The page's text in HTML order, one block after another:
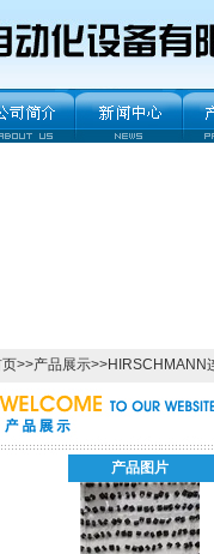
>>产品展示>>HIRSCHMANN
产品图片